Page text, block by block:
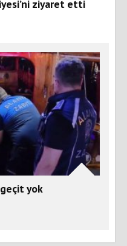
ziyaret etti
yok